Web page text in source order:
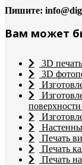
Пишите:
Вам может
3D
3D
Печать
Печать
Печать